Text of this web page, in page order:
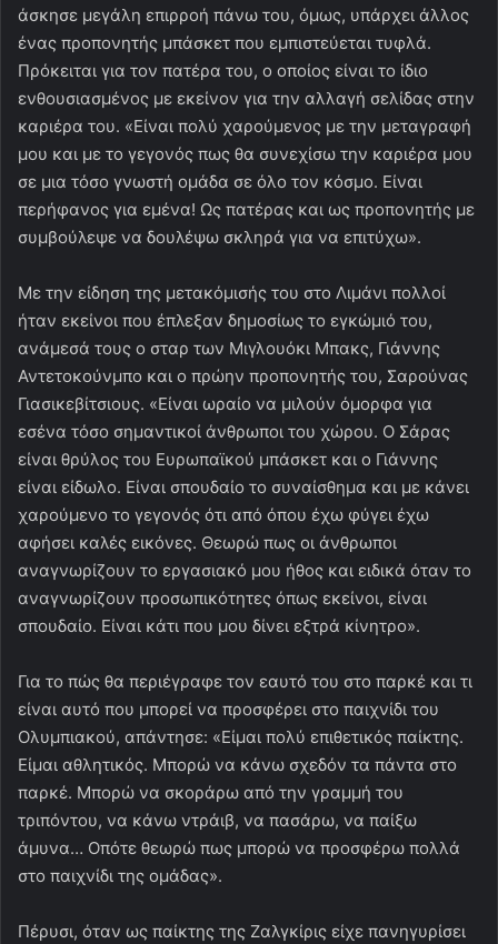
άσκησε μεγάλη επιρροή πάνω του, όμως, υπάρχει άλλος
ένας προπονητής μπάσκετ που εμπιστεύεται τυφλά.
Πρόκειται για τον πατέρα του, ο οποίος είναι το ίδιο
ενθουσιασμένος με εκείνον για την αλλαγή σελίδας στην
καριέρα του. «Είναι πολύ χαρούμενος με την μεταγραφή
μου και με το γεγονός πως θα συνεχίσω την καριέρα μου
σε μια τόσο γνωστή ομάδα σε όλο τον κόσμο. Είναι
περήφανος για εμένα! Ως πατέρας και ως προπονητής με
συμβούλεψε να δουλέψω σκληρά για να επιτύχω».
Με την είδηση της μετακόμισής του στο Λιμάνι πολλοί
ήταν εκείνοι που έπλεξαν δημοσίως το εγκώμιό του,
ανάμεσά τους ο σταρ των Μιγλουόκι Μπακς, Γιάννης
Αντετοκούνμπο και ο πρώην προπονητής του, Σαρούνας
Γιασικεβίτσιους. «Είναι ωραίο να μιλούν όμορφα για
εσένα τόσο σημαντικοί άνθρωποι του χώρου. Ο Σάρας
είναι θρύλος του Ευρωπαϊκού μπάσκετ και ο Γιάννης
είναι είδωλο. Είναι σπουδαίο το συναίσθημα και με κάνει
χαρούμενο το γεγονός ότι από όπου έχω φύγει έχω
αφήσει καλές εικόνες. Θεωρώ πως οι άνθρωποι
αναγνωρίζουν το εργασιακό μου ήθος και ειδικά όταν το
αναγνωρίζουν προσωπικότητες όπως εκείνοι, είναι
σπουδαίο. Είναι κάτι που μου δίνει εξτρά κίνητρο».
Για το πώς θα περιέγραφε τον εαυτό του στο παρκέ και τι
είναι αυτό που μπορεί να προσφέρει στο παιχνίδι του
Ολυμπιακού, απάντησε: «Είμαι πολύ επιθετικός παίκτης.
Είμαι αθλητικός. Μπορώ να κάνω σχεδόν τα πάντα στο
παρκέ. Μπορώ να σκοράρω από την γραμμή του
τριπόντου, να κάνω ντράιβ, να πασάρω, να παίξω
άμυνα… Οπότε θεωρώ πως μπορώ να προσφέρω πολλά
στο παιχνίδι της ομάδας».
Πέρυσι, όταν ως παίκτης της Ζαλγκίρις είχε πανηγυρίσει